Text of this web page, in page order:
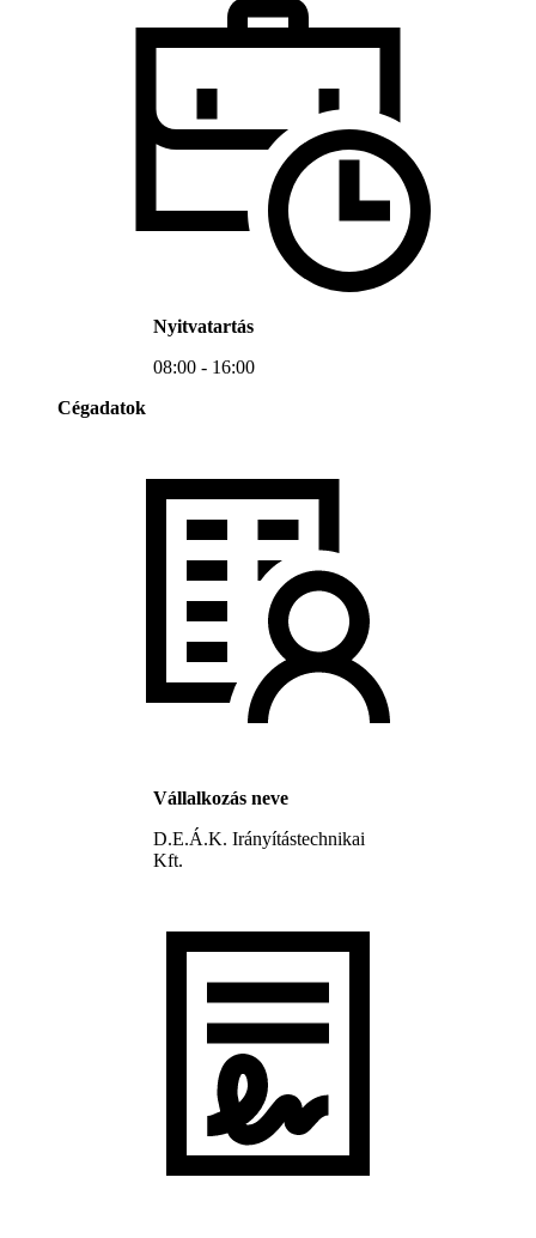
Nyitvatartás
08:00 - 16:00
Cégadatok
Vállalkozás neve
D.E.Á.K. Irányítástechnikai
Kft.